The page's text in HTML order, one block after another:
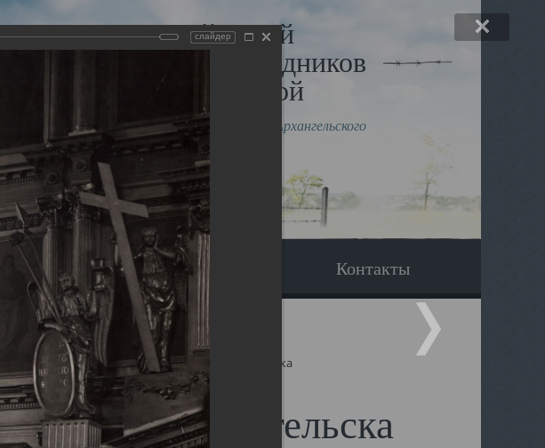
Виртуальный музей
и исповедников
Земли Архангельской
создан по благословлению митрополита Архангельского
и Холмогорского Даниила
Галерея Вопрос-ответ Контакты
Свято-Троицкий собор Архангельска
собор Архангельска
слайдер